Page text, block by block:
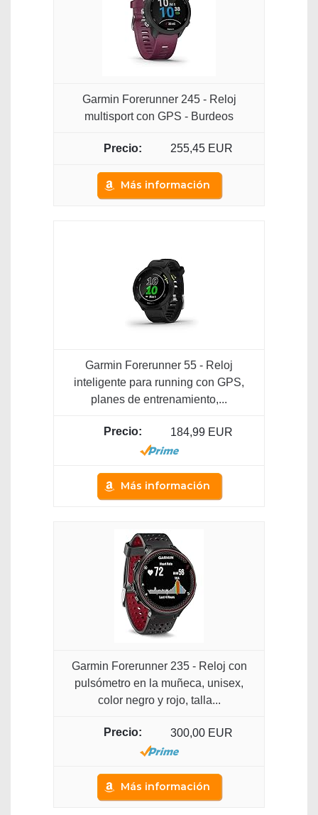
Garmin Forerunner 245 - Reloj
multisport con GPS - Burdeos
255,45 EUR
Más información
Garmin Forerunner 55 - Reloj
inteligente para running con GPS,
planes de entrenamiento,...
184,99 EUR
Más información
Garmin Forerunner 235 - Reloj con
pulsómetro en la muñeca, unisex,
color negro y rojo, talla...
300,00 EUR
Más información